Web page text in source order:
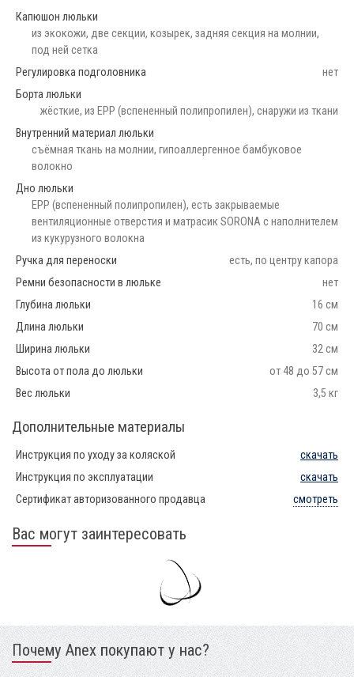
Капюшон люльки
из экокожи, две секции, козырек, задняя секция на молнии,
под ней сетка
Регулировка подголовника
нет
Борта люльки
жёсткие, из EPP (вспененный полипропилен), снаружи из ткани
Внутренний материал люльки
съёмная ткань на молнии, гипоаллергенное бамбуковое
волокно
Дно люльки
EPP (вспененный полипропилен), есть закрываемые
вентиляционные отверстия и матрасик SORONA с наполнителем
из кукурузного волокна
Ручка для переноски
есть, по центру капора
Ремни безопасности в люльке
нет
Глубина люльки
16 см
Длина люльки
70 см
Ширина люльки
32 см
Высота от пола до люльки
от 48 до 57 см
Вес люльки
3,5 кг
Дополнительные материалы
Инструкция по уходу за коляской
скачать
Инструкция по эксплуатации
скачать
Сертификат авторизованного продавца
смотреть
Вас могут заинтересовать
Почему Anex покупают у нас?